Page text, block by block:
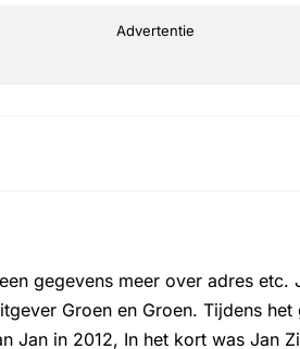
Advertentie
gegevens meer over adres
Groen en Groen. Tijdens
Jan in 2012, In het kort was Jan